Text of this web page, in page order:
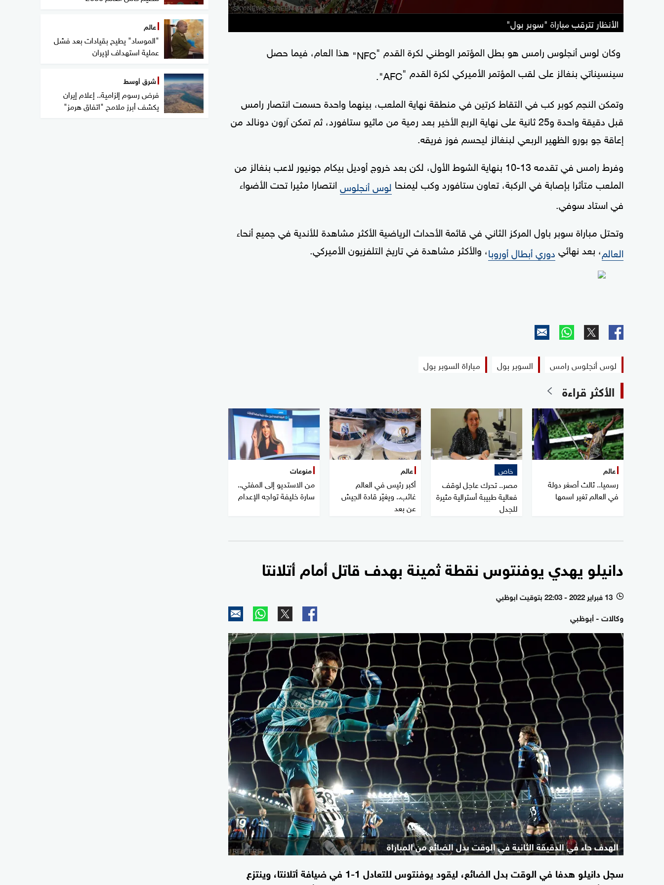
الأنظار تترقب مباراة "سوبر بول"
وكان لوس أنجلوس رامس هو بطل المؤتمر الوطني لكرة القدم "NFC" هذا العام، فيما حصل
سينسيناتي بنغالز على لقب المؤتمر الأميركي لكرة القدم "AFC".
وتمكن النجم كوبر كب في التقاط كرتين في منطقة نهاية الملعب، بينهما واحدة حسمت انتصار رامس
قبل دقيقة واحدة و25 ثانية على نهاية الربع الأخير بعد رمية من ماثيو ستافورد، ثم تمكن آرون دونالد من
إعاقة جو بورو الظهير الربعي لبنغالز ليحسم فوز فريقه.
وفرط رامس في تقدمه 13-10 بنهاية الشوط الأول، لكن بعد خروج أوديل بيكام جونيور لاعب بنغالز من
الملعب متأثرا بإصابة في الركبة، تعاون ستافورد وكب ليمنحا لوس أنجلوس انتصارا مثيرا تحت الأضواء
في استاد سوفي.
وتحتل مباراة سوبر باول المركز الثاني في قائمة الأحداث الرياضية الأكثر مشاهدة للأندية في جميع أنحاء
العالم، بعد نهائي دوري أبطال أوروبا، والأكثر مشاهدة في تاريخ التلفزيون الأميركي.
لوس أنجلوس رامس السوبر بول مباراة السوبر بول
الأكثر قراءة
عالم
رسميا.. ثالث أصغر دولة
في العالم تغير اسمها
خاص
مصر.. تحرك عاجل لوقف
فعالية طبيبة أسترالية مثيرة
للجدل
عالم
أكبر رئيس في العالم
غائب.. ويغيّر قادة الجيش
عن بعد
منوعات
من الاستديو إلى المفتي..
سارة خليفة تواجه الإعدام
دانيلو يهدي يوفنتوس نقطة ثمينة بهدف قاتل أمام أتلانتا
l 13 فبراير 2022 - 22:03 بتوقيت أبوظبي
وكالات - أبوظبي
الهدف جاء في الدقيقة الثانية في الوقت بدل الضائع من المباراة
سجل دانيلو هدفا في الوقت بدل الضائع، ليقود يوفنتوس للتعادل 1-1 في ضيافة أتلانتا، وينتزع
عالم
"الموساد" يطيح بقيادات بعد فشل
عملية استهداف لإيران
شرق أوسط
فرض رسوم إلزامية.. إعلام إيران
يكشف أبرز ملامح "اتفاق هرمز"